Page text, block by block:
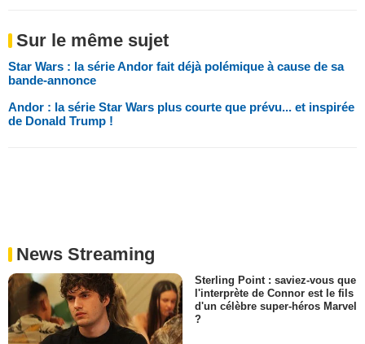
Sur le même sujet
Star Wars : la série Andor fait déjà polémique à cause de sa
bande-annonce
Andor : la série Star Wars plus courte que prévu... et inspirée
de Donald Trump !
News Streaming
Sterling Point : saviez-vous que
l'interprète de Connor est le fils
d'un célèbre super-héros Marvel
?